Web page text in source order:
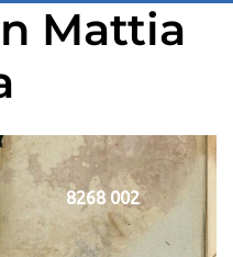
Mattia
8268 002